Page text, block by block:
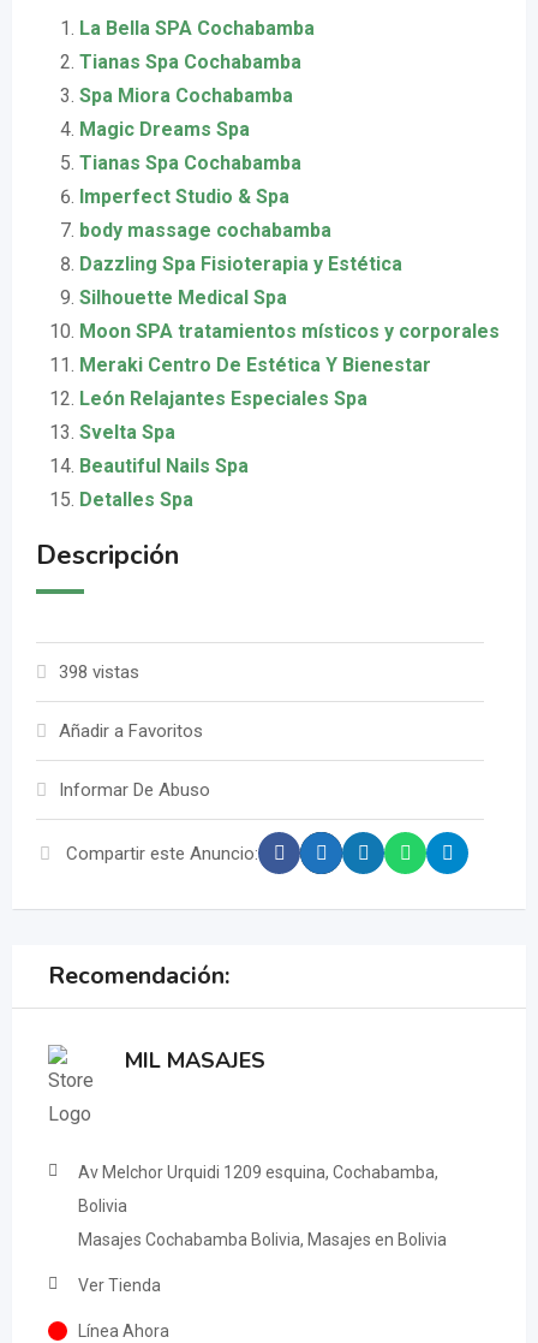
La Bella SPA Cochabamba
Tianas Spa Cochabamba
Spa Miora Cochabamba
Magic Dreams Spa
Tianas Spa Cochabamba
Imperfect Studio & Spa
body massage cochabamba
Dazzling Spa Fisioterapia y Estética
Silhouette Medical Spa
Moon SPA tratamientos místicos y corporales
Meraki Centro De Estética Y Bienestar
León Relajantes Especiales Spa
Svelta Spa
Beautiful Nails Spa
Detalles Spa
Descripción
398 vistas
Añadir a Favoritos
Informar De Abuso
Compartir este Anuncio:
Recomendación:
MIL MASAJES
Av Melchor Urquidi 1209 esquina, Cochabamba,
Bolivia
Masajes Cochabamba Bolivia, Masajes en Bolivia
Ver Tienda
Línea Ahora